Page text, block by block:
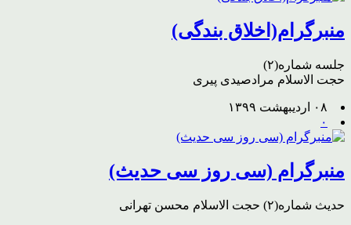
منبرگرام(اخلاق بندگی)
جلسه شماره(۲)
حجت الاسلام مرادصیدی پیری
۰۸ اردیبهشت ۱۳۹۹
۰
منبرگرام (سی روز سی حدیث)
حدیث شماره(۲) حجت الاسلام محسن تهرانی